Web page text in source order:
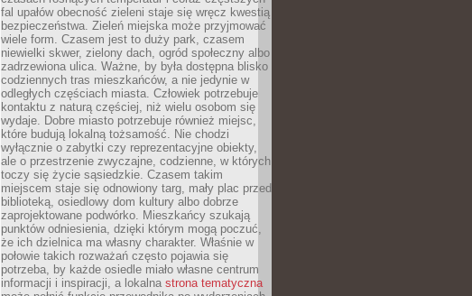
fal upałów obecność zieleni staje się wręcz kwestią
bezpieczeństwa. Zieleń miejska może przyjmować
wiele form. Czasem jest to duży park, czasem
niewielki skwer, zielony dach, ogród społeczny albo
zadrzewiona ulica. Ważne, by była dostępna blisko
codziennych tras mieszkańców, a nie jedynie w
odległych częściach miasta. Człowiek potrzebuje
kontaktu z naturą częściej, niż wielu osobom się
wydaje. Dobre miasto potrzebuje również miejsc,
które budują lokalną tożsamość. Nie chodzi
wyłącznie o zabytki czy reprezentacyjne obiekty,
ale o przestrzenie zwyczajne, codzienne, w których
toczy się życie sąsiedzkie. Czasem takim
miejscem staje się odnowiony targ, mały plac przed
biblioteką, osiedlowy dom kultury albo dobrze
zaprojektowane podwórko. Mieszkańcy szukają
punktów odniesienia, dzięki którym mogą poczuć,
że ich dzielnica ma własny charakter. Właśnie w
połowie takich rozważań często pojawia się
potrzeba, by każde osiedle miało własne centrum
informacji i inspiracji, a lokalna strona tematyczna